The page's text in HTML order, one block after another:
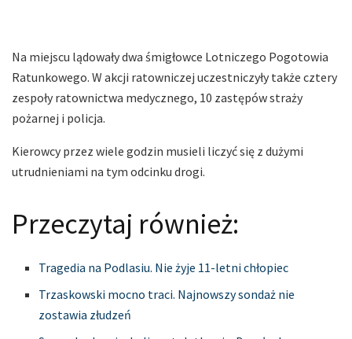
Na miejscu lądowały dwa śmigłowce Lotniczego Pogotowia
Ratunkowego. W akcji ratowniczej uczestniczyły także cztery
zespoły ratownictwa medycznego, 10 zastępów straży
pożarnej i policja.
Kierowcy przez wiele godzin musieli liczyć się z dużymi
utrudnieniami na tym odcinku drogi.
Przeczytaj również:
Tragedia na Podlasiu. Nie żyje 11-letni chłopiec
Trzaskowski mocno traci. Najnowszy sondaż nie
zostawia złudzeń